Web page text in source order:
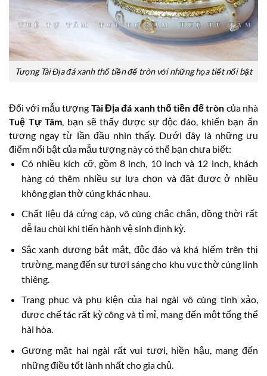
Tượng Tài Địa đá xanh thố tiền đế tròn với những họa tiết nổi bật
Đối với mẫu tượng Tài Địa đá xanh thố tiền đế tròn của nhà
Tuệ Tự Tâm , bạn sẽ thấy được sự độc đáo, khiến bạn ấn
tượng ngay từ lần đầu nhìn thấy. Dưới đây là những ưu
điểm nổi bật của mẫu tượng này có thể bạn chưa biết:
Có nhiều kích cỡ, gồm 8 inch, 10 inch và 12 inch, khách
hàng có thêm nhiều sự lựa chọn và đặt được ở nhiều
không gian thờ cúng khác nhau.
Chất liệu đá cứng cáp, vô cùng chắc chắn, đồng thời rất
dễ lau chùi khi tiến hành vệ sinh định kỳ.
Sắc xanh dương bắt mắt, độc đáo và khá hiếm trên thị
trường, mang đến sự tươi sáng cho khu vực thờ cúng linh
thiêng.
Trang phục và phụ kiện của hai ngài vô cùng tinh xảo,
được chế tác rất kỳ công và tỉ mỉ, mang đến một tổng thể
hài hòa.
Gương mặt hai ngài rất vui tươi, hiền hậu, mang đến
những điều tốt lành nhất cho gia chủ.